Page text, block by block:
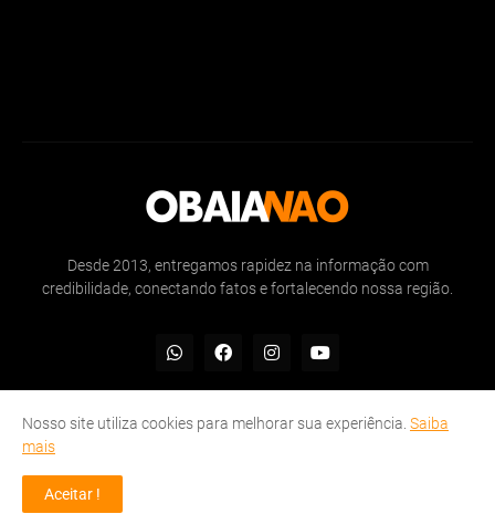
Desde 2013, entregamos rapidez na informação com
credibilidade, conectando fatos e fortalecendo nossa região.
© OBAIANAO 2013 - 2025 | Rapidez na informação
Inicio
Nosso site utiliza cookies para melhorar sua experiência. Saiba
mais
Aceitar !